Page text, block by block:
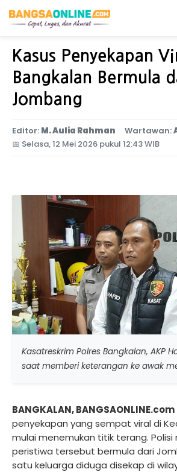
Home Jawa Timur
Kasus Penyekapan
Bangkalan Bermula
Jombang
Editor: M. Aulia Rahman Wartawan:
📅 Selasa, 12 Mei 2026 pukul 12:43 WIB
Kasatreskrim Polres Bangkalan, AKP
saat memberi keterangan ke awak
BANGKALAN, BANGSAONLINE.com
penyekapan yang sempat viral di
mulai menemukan titik terang. Polisi
peristiwa tersebut bermula dari
satu keluarga diduga disekap di